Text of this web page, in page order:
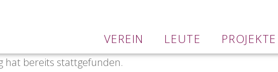
VEREIN LEUTE PROJEKTE
hat bereits stattgefunden.